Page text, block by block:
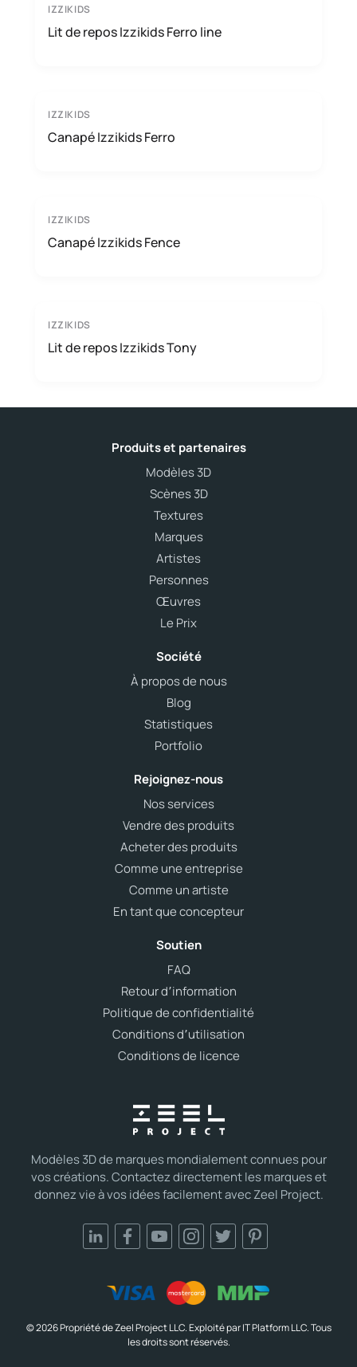
IZZIKIDS
Lit de repos Izzikids Ferro line
IZZIKIDS
Canapé Izzikids Ferro
IZZIKIDS
Canapé Izzikids Fence
IZZIKIDS
Lit de repos Izzikids Tony
Modèles 3D de marques mondialement connues pour
vos créations. Contactez directement les marques et
donnez vie à vos idées facilement avec Zeel Project.
Produits et partenaires
Modèles 3D
Scènes 3D
Textures
Marques
Artistes
Personnes
Œuvres
Le Prix
Société
À propos de nous
Blog
Statistiques
Portfolio
Rejoignez-nous
Nos services
Vendre des produits
Acheter des produits
Comme une entreprise
Comme un artiste
En tant que concepteur
Soutien
FAQ
Retour d՚information
Politique de confidentialité
Conditions d՚utilisation
Conditions de licence
© 2026 Propriété de Zeel Project LLC. Exploité par IT Platform LLC. Tous
les droits sont réservés.